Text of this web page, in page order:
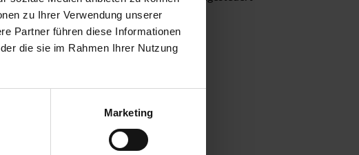
zu Ihrer Verwendung unserer
Partner führen diese Informationen
die sie im Rahmen Ihrer Nutzung
Marketing